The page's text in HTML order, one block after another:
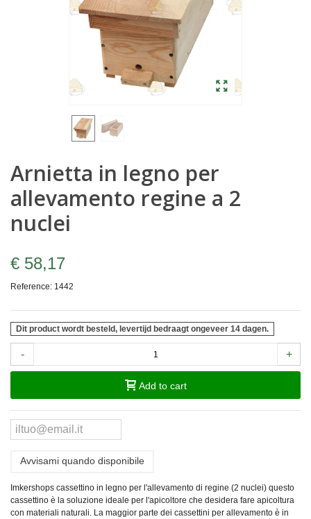
Arnietta in legno per
allevamento regine a 2
nuclei
€ 58,17
Reference: 1442
Dit product wordt besteld, levertijd bedraagt ongeveer 14 dagen.
- +
Add to cart
Avvisami quando disponibile
Imkershops cassettino in legno per l'allevamento di regine (2 nuclei) questo
cassettino è la soluzione ideale per l'apicoltore che desidera fare apicoltura
con materiali naturali. La maggior parte dei cassettini per allevamento è in